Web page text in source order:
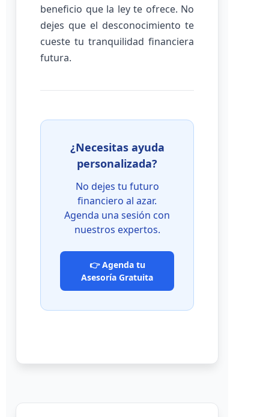
beneficio que la ley te ofrece. No
dejes que el desconocimiento te
cueste tu tranquilidad financiera
futura.
¿Necesitas ayuda
personalizada?
No dejes tu futuro
financiero al azar.
Agenda una sesión con
nuestros expertos.
👉 Agenda tu
Asesoría Gratuita